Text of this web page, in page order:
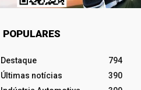
POPULARES
Destaque
794
Últimas notícias
390